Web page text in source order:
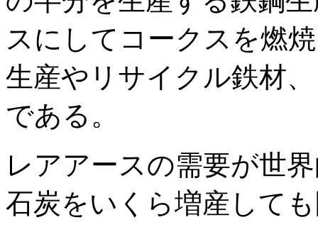
スにしてコークスを燃
生産やリサイクル鉄材
である。
レアアースの需要が世
石炭をいくら増産して